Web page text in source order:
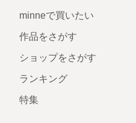
minneで買いたい
作品をさがす
ショップをさがす
ランキング
特集